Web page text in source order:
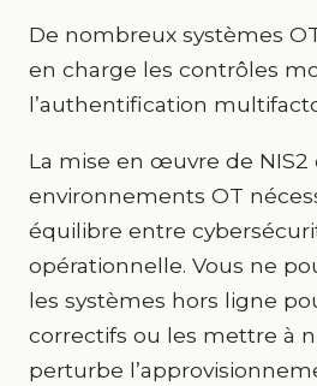
De nombreux systèmes
en charge les contrôles
l’authentification
La mise en œuvre de NIS2
environnements OT
équilibre entre
opérationnelle. Vous ne
les systèmes hors ligne
correctifs ou les mettre à
perturbe